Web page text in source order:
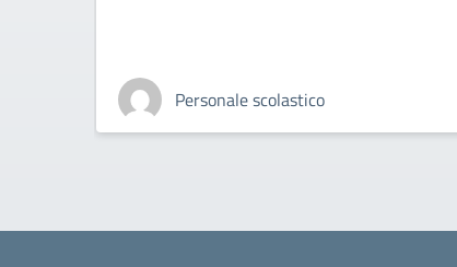
Personale scolastico